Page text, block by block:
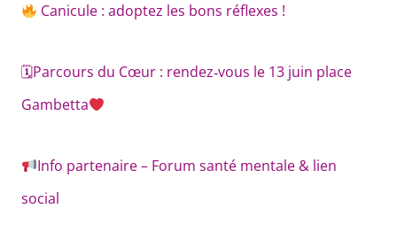
Canicule : adoptez les bons réflexes !
🗓Parcours du Cœur : rendez‑vous le 13 juin place
Gambetta
Info partenaire – Forum santé mentale & lien
social